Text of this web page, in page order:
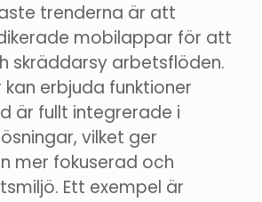
trenderna är att
mobilappar för att
skräddarsy arbetsflöden.
erbjuda funktioner
är fullt integrerade i
vilket ger
mer fokuserad och
Ett exempel är